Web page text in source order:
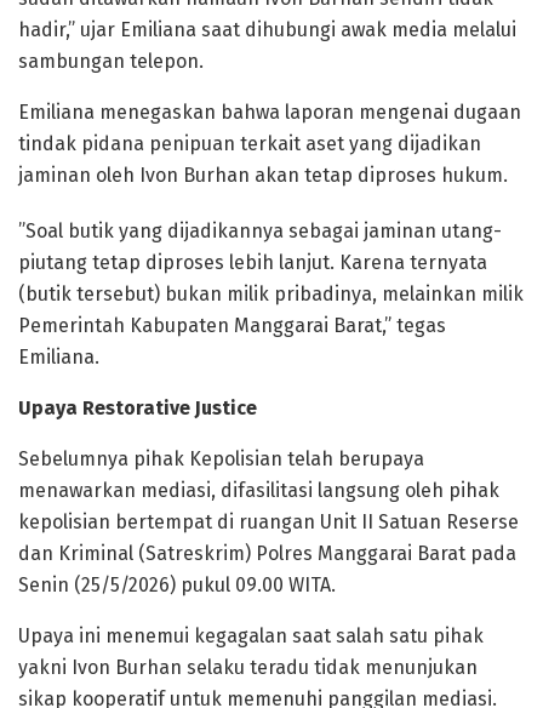
hadir,” ujar Emiliana saat dihubungi awak media melalui
sambungan telepon.
Emiliana menegaskan bahwa laporan mengenai dugaan
tindak pidana penipuan terkait aset yang dijadikan
jaminan oleh Ivon Burhan akan tetap diproses hukum.
​”Soal butik yang dijadikannya sebagai jaminan utang-
piutang tetap diproses lebih lanjut. Karena ternyata
(butik tersebut) bukan milik pribadinya, melainkan milik
Pemerintah Kabupaten Manggarai Barat,” tegas
Emiliana.
Upaya Restorative Justice
Sebelumnya pihak Kepolisian telah berupaya
menawarkan ​mediasi, difasilitasi langsung oleh pihak
kepolisian bertempat di ruangan Unit II Satuan Reserse
dan Kriminal (Satreskrim) Polres Manggarai Barat pada
Senin (25/5/2026) pukul 09.00 WITA.
Upaya ini menemui kegagalan saat salah satu pihak
yakni Ivon Burhan selaku teradu tidak menunjukan
sikap kooperatif untuk memenuhi panggilan mediasi.